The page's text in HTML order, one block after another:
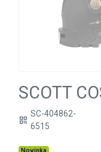
SCOTT
qr_code
SC-404862-
6515